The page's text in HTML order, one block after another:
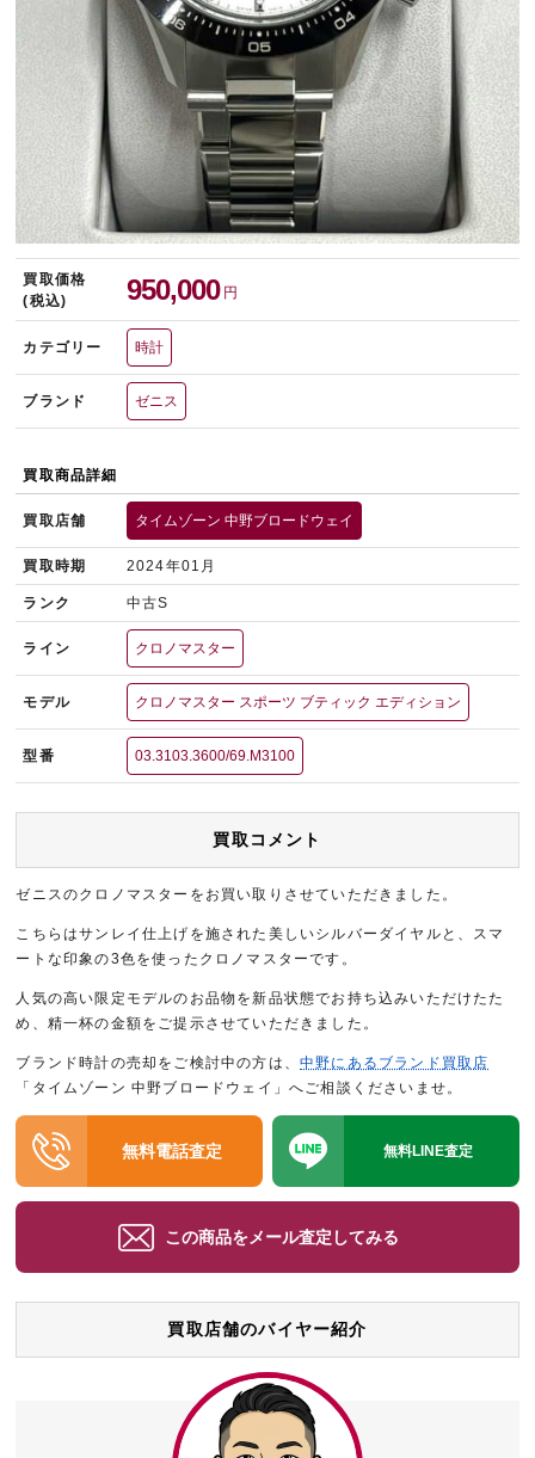
買取価格
(税込)
950,000 円
カテゴリー 時計
ブランド ゼニス
買取商品詳細
買取店舗 タイムゾーン 中野ブロードウェイ
買取時期 2024年01月
ランク 中古S
ライン クロノマスター
モデル クロノマスター スポーツ ブティック エディション
型番 03.3103.3600/69.M3100
買取コメント
ゼニスのクロノマスターをお買い取りさせていただきました。
こちらはサンレイ仕上げを施された美しいシルバーダイヤルと、スマ
ートな印象の3色を使ったクロノマスターです。
人気の高い限定モデルのお品物を新品状態でお持ち込みいただけたた
め、精一杯の金額をご提示させていただきました。
ブランド時計の売却をご検討中の方は、中野にあるブランド買取店
「タイムゾーン 中野ブロードウェイ」へご相談くださいませ。
無料電話査定 無料LINE査定
この商品をメール査定してみる
買取店舗のバイヤー紹介